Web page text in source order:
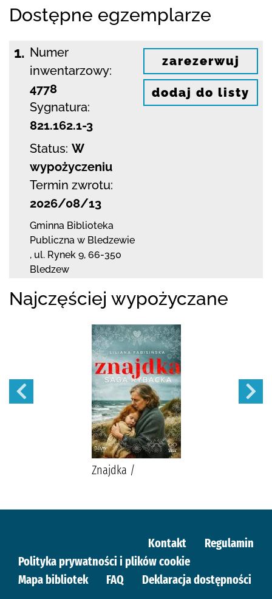
Dostępne egzemplarze
1. Numer
inwentarzowy:
4778
Sygnatura:
821.162.1-3
Status: W
wypożyczeniu
Termin zwrotu:
2026/08/13
Gminna Biblioteka
Publiczna w Bledzewie
, ul. Rynek 9, 66-350
Bledzew
zarezerwuj
dodaj do listy
Najczęściej wypożyczane
Znajdka /
Kontakt
Regulamin
Polityka prywatności i plików cookie
Mapa bibliotek
FAQ Deklaracja dostępności